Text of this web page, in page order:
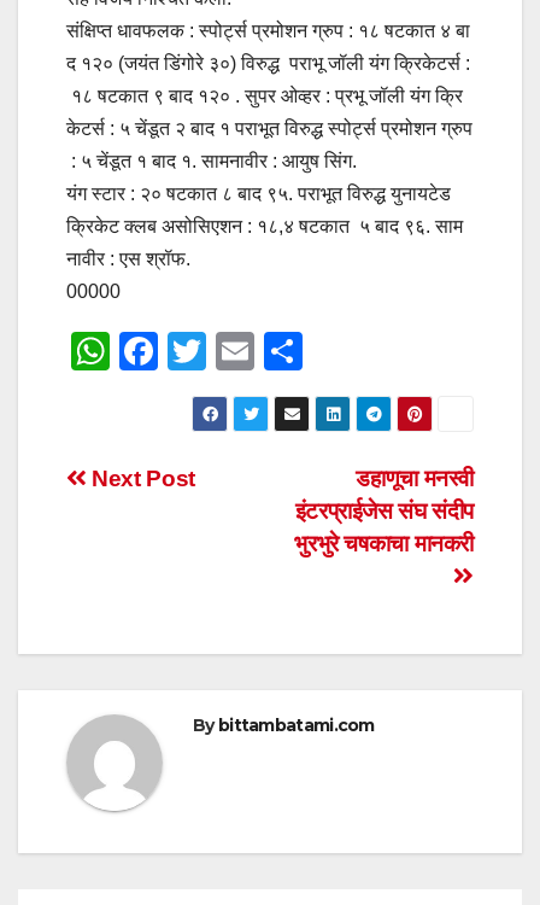
संक्षिप्त धावफलक : स्पोर्ट्स प्रमोशन ग्रुप : १८ षटकात ४ बा
द १२० (जयंत डिंगोरे ३०) विरुद्ध पराभू जॉली यंग क्रिकेटर्स :
१८ षटकात ९ बाद १२० . सुपर ओव्हर : प्रभू जॉली यंग क्रि
केटर्स : ५ चेंडूत २ बाद १ पराभूत विरुद्ध स्पोर्ट्स प्रमोशन ग्रुप
: ५ चेंडूत १ बाद १. सामनावीर : आयुष सिंग.
यंग स्टार : २० षटकात ८ बाद ९५. पराभूत विरुद्ध युनायटेड
क्रिकेट क्लब असोसिएशन : १८,४ षटकात ५ बाद ९६. साम
नावीर : एस श्रॉफ.
00000
W
s
F
e
T
wi
tt
E
m
ail
h
ar
Post
डहाणूचा मनस्वी
इंटरप्राईजेस संघ संदीप
भुरभुरे चषकाचा मानकरी
Next Post
Bybittambatami.com